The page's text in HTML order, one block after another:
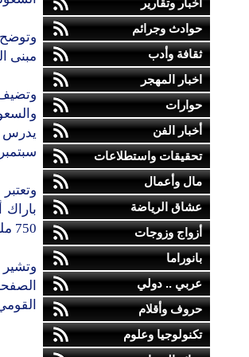
أخبار وتقارير
حوادث وجرائم
ثقافة وأدب
اخبار المهجر
حوارات
أخبار الفن
تحقيقات واستطلاعات
مال وأعمال
عشاق الرياضة
أزواج وزوجات
بانوراما
عربي .. دولي
حروف وأقلام
تكنولوجيا وعلوم
مبنى
يدرس
باراك
750 مليار دولار وهو الامر الخطير على الاقتصاد الامريكي.